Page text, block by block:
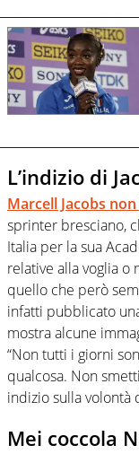
L’indizio di
Marcell Jacobs
sprinter bresciano,
Italia per la sua
relative alla voglia o
quello che però
infatti pubblicato
mostra alcune
“Non tutti i giorni
qualcosa. Non
indizio sulla
Mei coccola